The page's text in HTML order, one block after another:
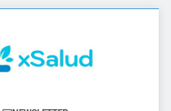
Del Sector Salud. Congresos Y